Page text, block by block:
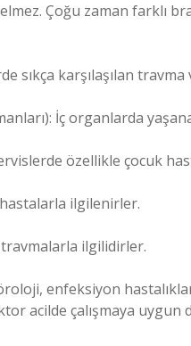
Çoğu zaman farklı
sıkça karşılaşılan travma
İç organlarda
özellikle çocuk
ilgilenirler.
travmalarla ilgilidirler.
enfeksiyon
acilde çalışmaya